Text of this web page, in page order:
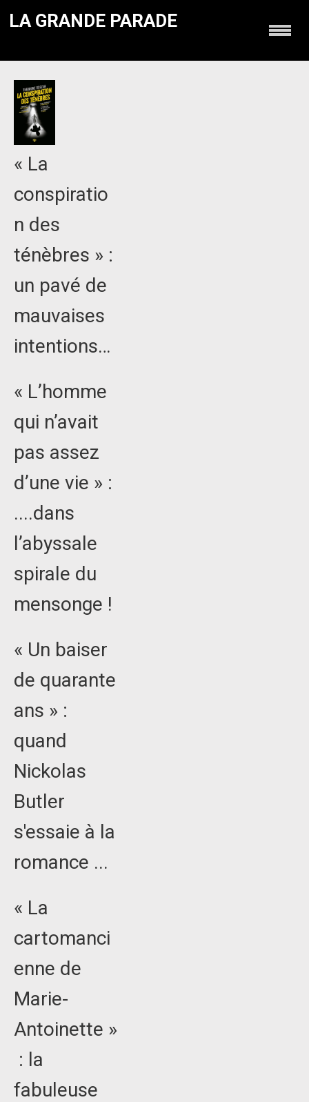
LA GRANDE PARADE
« La
conspiratio
n des
ténèbres » :
un pavé de
mauvaises
intentions…
« L’homme
qui n’avait
pas assez
d’une vie » :
....dans
l’abyssale
spirale du
mensonge !
« Un baiser
de quarante
ans » :
quand
Nickolas
Butler
s'essaie à la
romance ...
« La
cartomanci
enne de
Marie-
Antoinette »
: la
fabuleuse